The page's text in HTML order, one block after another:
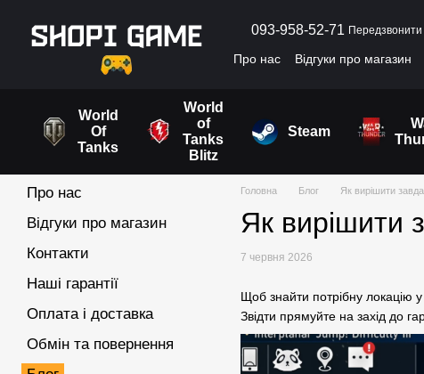
093-958-52-71
Про нас Відгуки про магазин
World
Of
Tanks
World
of
Tanks
Blitz
Steam
Головна Блог Як вирішити
Як вирішити
7 червня 2026
Щоб знайти потрібну локацію
Звідти прямуйте на захід до
Про нас
Відгуки про магазин
Контакти
Наші гарантії
Оплата і доставка
Обмін та повернення